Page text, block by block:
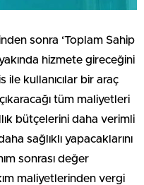
sonra ‘Toplam Sahip
hizmete gireceğini
ile kullanıcılar bir araç
tüm maliyetleri
bütçelerini daha verimli
sağlıklı yapacaklarını
sonrası değer
maliyetlerinden vergi